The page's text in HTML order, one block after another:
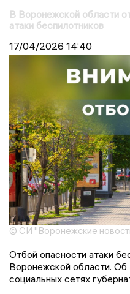
В Воронежской области
атаки беспилотников
17/04/2026 14:40
© СИ "Воронежские
Отбой опасности атаки
Воронежской области.
социальных сетях